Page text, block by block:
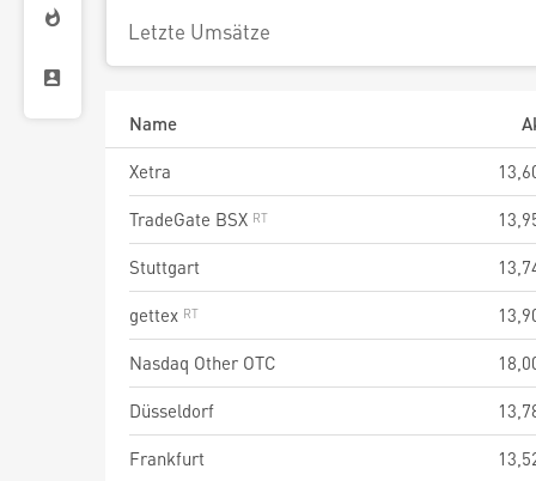
Letzte Umsätze
Name
Xetra
TradeGate BSX
Stuttgart
gettex
Nasdaq Other OTC
Düsseldorf
Frankfurt